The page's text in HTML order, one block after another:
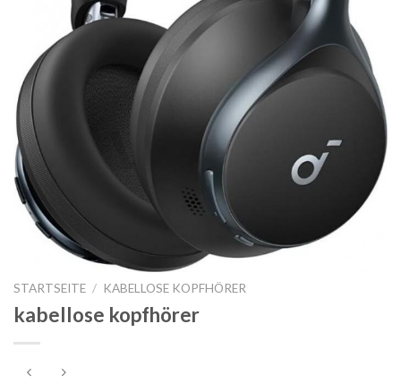
STARTSEITE / KABELLOSE KOPFHÖRER
kabellose kopfhörer